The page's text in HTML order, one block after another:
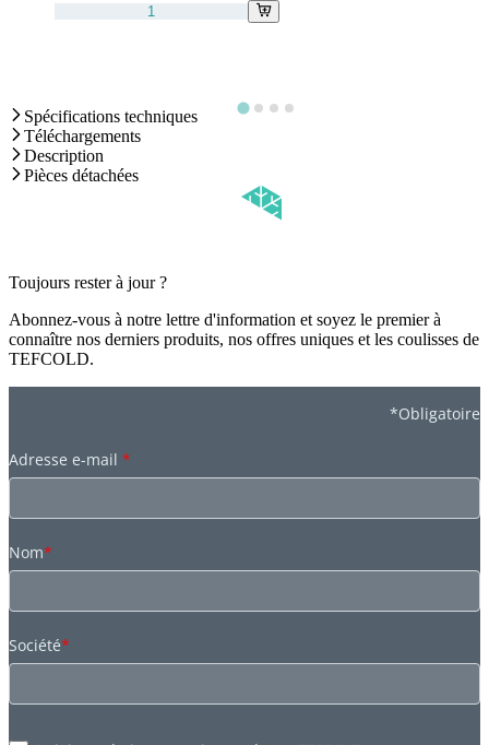
Spécifications techniques
Téléchargements
Description
Pièces détachées
Toujours rester à jour ?
Abonnez-vous à notre lettre d'information et soyez le premier à
connaître nos derniers produits, nos offres uniques et les coulisses de
TEFCOLD.
*Obligatoire
Adresse e-mail *
Nom*
Société*